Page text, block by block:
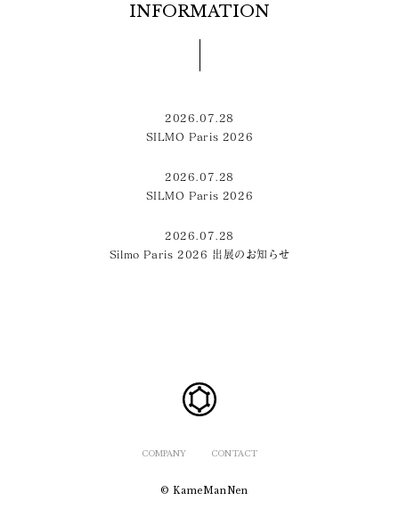
INFORMATION
2026.07.28
SILMO Paris 2026
2026.07.28
SILMO Paris 2026
2026.07.28
Silmo Paris 2026 出展のお知らせ
COMPANY CONTACT
© KameManNen